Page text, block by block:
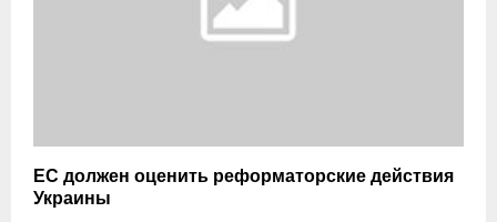
ЕС должен оценить реформаторские действия
Украины